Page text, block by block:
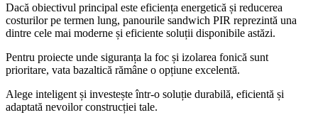
Dacă obiectivul principal este eficiența energetică și reducerea
costurilor pe termen lung, panourile sandwich PIR reprezintă una
dintre cele mai moderne și eficiente soluții disponibile astăzi.
Pentru proiecte unde siguranța la foc și izolarea fonică sunt
prioritare, vata bazaltică rămâne o opțiune excelentă.
Alege inteligent și investește într-o soluție durabilă, eficientă și
adaptată nevoilor construcției tale.